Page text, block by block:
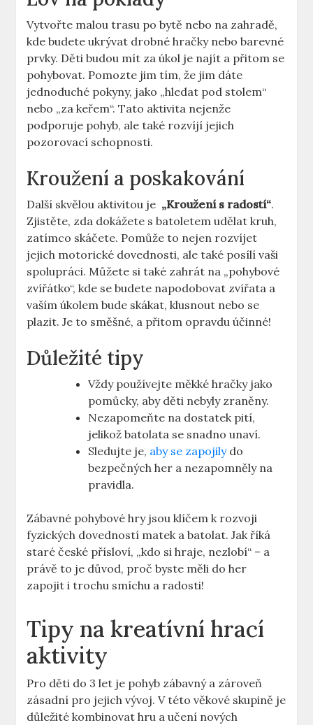
Vytvořte malou trasu ⁣po‍ bytě​ nebo na​ zahradě,
kde budete ukrývat drobné hračky nebo barevné
prvky. Děti budou⁣ mít za úkol ‍je ⁣najít a přitom se‍
pohybovat. ‍Pomozte jim tím, že jim ‍dáte
jednoduché pokyny, jako „hledat ⁤pod stolem“
nebo ⁣„za ⁣keřem“. Tato aktivita nejenže
podporuje⁢ pohyb, ale ⁢také rozvíjí jejich
pozorovací schopnosti.
Kroužení ​a⁤ poskakování
Další skvělou⁣ aktivitou je ‍ „Kroužení s radostí“.
Zjistěte, zda dokážete s⁤ batoletem udělat‌ kruh,
zatímco ⁢skáčete. Pomůže to nejen rozvíjet
jejich motorické‌ dovednosti, ale také⁣ posílí vaši
spolupráci. Můžete si ⁢také zahrát ⁣na‌ „pohybové⁢
zvířátko“, kde se budete napodobovat zvířata⁢ a
vaším úkolem bude skákat, klusnout nebo se
plazit. Je to směšné, a ⁣přitom ‌opravdu účinné!
Důležité tipy
Vždy používejte‌ měkké hračky⁤ jako
pomůcky, aby​ děti nebyly zraněny.
Nezapomeňte na ⁤dostatek‍ pití,
jelikož batolata se snadno unaví.
Sledujte je, aby se zapojily‌ do
bezpečných her ‍a nezapomněly na
⁢pravidla.
Zábavné​ pohybové hry jsou klíčem k rozvoji
fyzických dovedností matek a batolat. ⁢Jak říká
staré‍ české přísloví, „kdo si hraje,‌ nezlobí“ – ⁣a
právě to je důvod,⁢ proč byste měli do her
zapojit i trochu smíchu a radosti!
Tipy na kreatívní hrací
aktivity
Pro⁣ děti do ‌3 let je pohyb zábavný a zároveň
zásadní pro jejich vývoj. V‍ této věkové skupině je
důležité ‌kombinovat hru a učení ​nových⁤